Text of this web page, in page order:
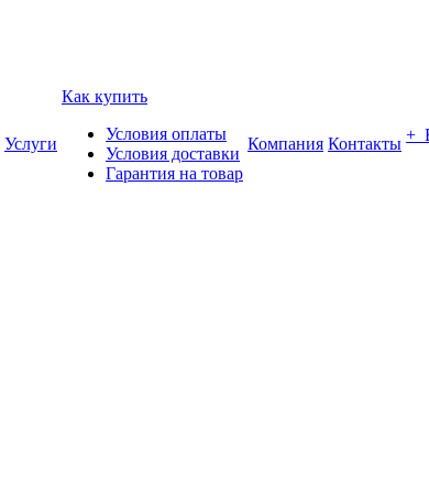
Услуги
Как купить
Условия оплаты
Условия доставки
Гарантия на товар
Компания Контакты +